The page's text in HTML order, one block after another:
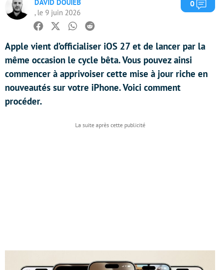
DAVID DOUÏEB
, le 9 juin 2026
0
Facebook
TwitterWhatsapp
Reddit
Apple vient d’officialiser iOS 27 et de lancer par la
même occasion le cycle bêta. Vous pouvez ainsi
commencer à apprivoiser cette mise à jour riche en
nouveautés sur votre iPhone. Voici comment
procéder.